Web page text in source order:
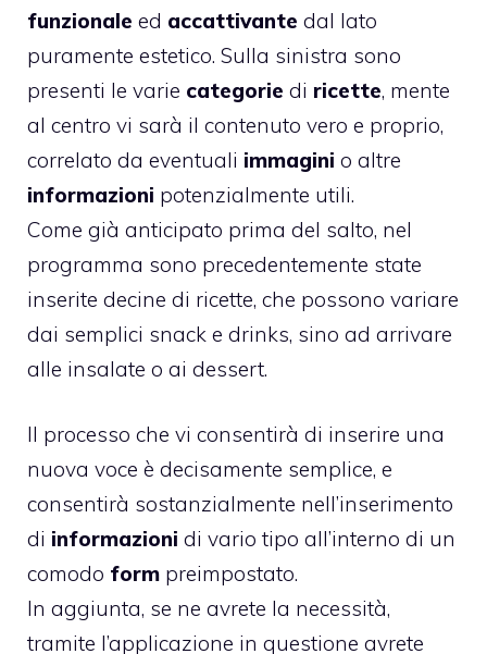
funzionale ed accattivante dal lato
puramente estetico. Sulla sinistra sono
presenti le varie categorie di ricette, mente
al centro vi sarà il contenuto vero e proprio,
correlato da eventuali immagini o altre
informazioni potenzialmente utili.
Come già anticipato prima del salto, nel
programma sono precedentemente state
inserite decine di ricette, che possono variare
dai semplici snack e drinks, sino ad arrivare
alle insalate o ai dessert.
Il processo che vi consentirà di inserire una
nuova voce è decisamente semplice, e
consentirà sostanzialmente nell’inserimento
di informazioni di vario tipo all’interno di un
comodo form preimpostato.
In aggiunta, se ne avrete la necessità,
tramite l’applicazione in questione avrete